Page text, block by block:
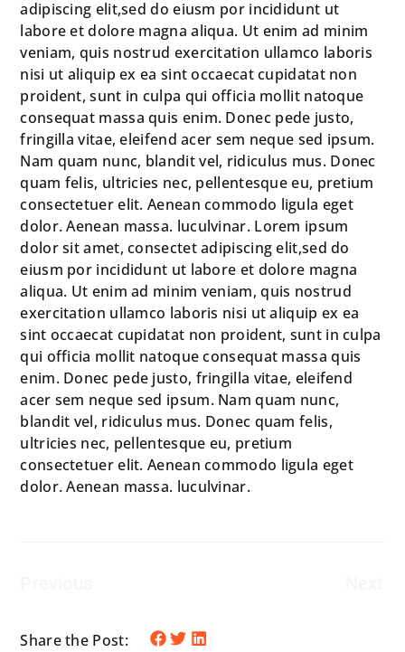
adipiscing elit,sed do eiusm por incididunt ut
labore et dolore magna aliqua. Ut enim ad minim
veniam, quis nostrud exercitation ullamco laboris
nisi ut aliquip ex ea sint occaecat cupidatat non
proident, sunt in culpa qui officia mollit natoque
consequat massa quis enim. Donec pede justo,
fringilla vitae, eleifend acer sem neque sed ipsum.
Nam quam nunc, blandit vel, ridiculus mus. Donec
quam felis, ultricies nec, pellentesque eu, pretium
consectetuer elit. Aenean commodo ligula eget
dolor. Aenean massa. luculvinar. Lorem ipsum
dolor sit amet, consectet adipiscing elit,sed do
eiusm por incididunt ut labore et dolore magna
aliqua. Ut enim ad minim veniam, quis nostrud
exercitation ullamco laboris nisi ut aliquip ex ea
sint occaecat cupidatat non proident, sunt in culpa
qui officia mollit natoque consequat massa quis
enim. Donec pede justo, fringilla vitae, eleifend
acer sem neque sed ipsum. Nam quam nunc,
blandit vel, ridiculus mus. Donec quam felis,
ultricies nec, pellentesque eu, pretium
consectetuer elit. Aenean commodo ligula eget
dolor. Aenean massa. luculvinar.
Share the Post: